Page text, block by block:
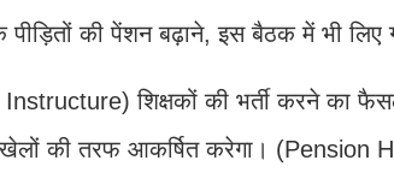
की पेंशन बढ़ाने, इस बैठक में भी लिए
शिक्षकों की भर्ती करने का
खेलों की तरफ आकर्षित करेगा। (Pension